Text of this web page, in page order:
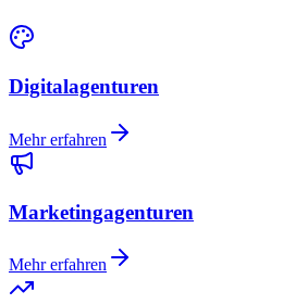
Digitalagenturen
Mehr erfahren
Marketingagenturen
Mehr erfahren